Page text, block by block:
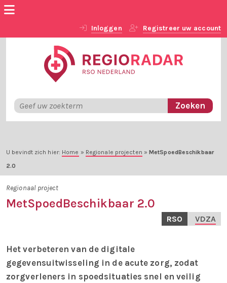
Inloggen Registreer uw account
U bevindt zich hier: Home » Regionale projecten »MetSpoedBeschikbaar
2.0
Regionaal project
MetSpoedBeschikbaar 2.0
RSO VDZA
Het verbeteren van de digitale
gegevensuitwisseling in de acute zorg, zodat
zorgverleners in spoedsituaties snel en veilig